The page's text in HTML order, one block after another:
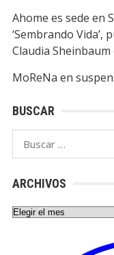
Ahome es sede en
‘Sembrando
Claudia Sheinbaum
MoReNa en
BUSCAR
Buscar:
ARCHIVOS
Archivos